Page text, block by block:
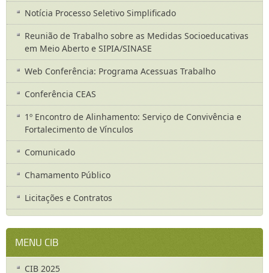
Notícia Processo Seletivo Simplificado
Reunião de Trabalho sobre as Medidas Socioeducativas
em Meio Aberto e SIPIA/SINASE
Web Conferência: Programa Acessuas Trabalho
Conferência CEAS
1º Encontro de Alinhamento: Serviço de Convivência e
Fortalecimento de Vínculos
Comunicado
Chamamento Público
Licitações e Contratos
MENU CIB
CIB 2025